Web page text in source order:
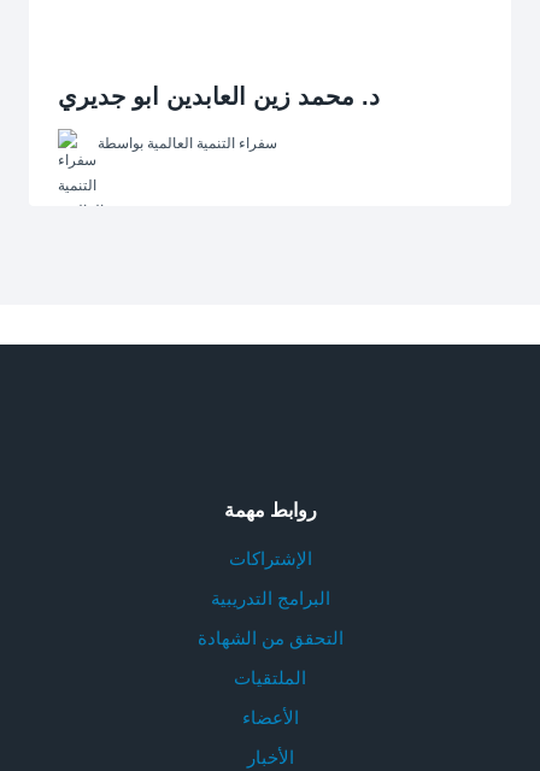
د. محمد زين العابدين ابو جديري
بواسطة سفراء التنمية العالمية
روابط مهمة
الإشتراكات
البرامج التدريبية
التحقق من الشهادة
الملتقيات
الأعضاء
الأخبار